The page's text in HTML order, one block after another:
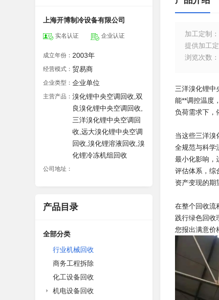
上海开博制冷设备有限公司
实名认证 企业认证
成立年份： 2003年
经营模式： 贸易商
企业类型： 企业单位
主营产品： 溴化锂中央空调回收,双
良溴化锂中央空调回收,
三洋溴化锂中央空调回
收,远大溴化锂中央空调
回收,溴化锂溶液回收,溴
化锂冷冻机组回收
公司地址：
产品目录
全部分类
行业机械回收
商务工程拆除
化工设备回收
机电设备回收
加工定制
：
提供加工
浏览次数 ：
三洋溴化锂中
能**调控温度
负荷需求下，
当这些三洋溴
全规范与科学
最小化影响，
评估体系，综
资产变现的期
在整个回收流
践行绿色回收
您报出满意价